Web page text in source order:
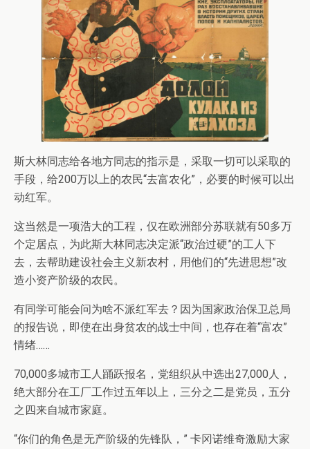
斯大林同志给各地方同志的指示是，采取一切可以采取的
手段，给200万以上的农民“去富农化”，必要的时候可以出
动红军。
这当然是一项浩大的工程，仅在欧洲部分苏联就有50多万
个定居点，为此斯大林同志决定派“政治过硬”的工人下
去，去帮助建设社会主义新农村，用他们的“先进思想”改
造小资产阶级的农民。
有同学可能会问为啥不派红军去？因为国家政治保卫总局
的报告说，即使在出身贫农的战士中间，也存在着“富农”
情绪……
70,000多城市工人踊跃报名，党组织从中选出27,000人，
绝大部分在工厂工作过五年以上，三分之二是党员，五分
之四来自城市家庭。
“你们的角色是无产阶级的先锋队，” 卡冈诺维奇激励大家